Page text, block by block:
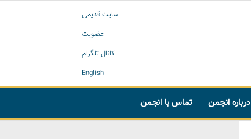
سایت قدیمی
عضویت
کانال تلگرام
English
درباره انجمن تماس با انجمن